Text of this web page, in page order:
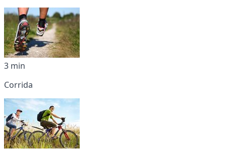
3 min
Corrida